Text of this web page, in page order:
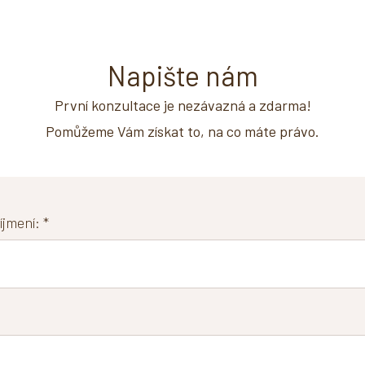
Napište nám
První konzultace je nezávazná a zdarma!
Pomůžeme Vám získat to, na co máte právo.
*